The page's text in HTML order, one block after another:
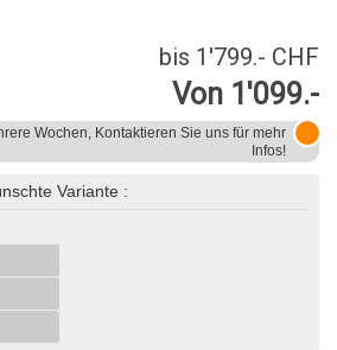
bis 1'799.- CHF
Von 1'099.-
Wochen, Kontaktieren Sie uns für mehr
Infos!
Variante :